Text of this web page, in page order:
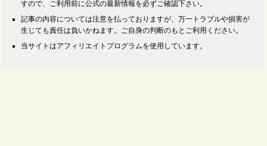
すので、ご利用前に公式の最新情報を必ずご確認下さい。
記事の内容については注意を払っておりますが、万一トラブルや損害が
生じても責任は負いかねます。ご自身の判断のもとご利用ください。
当サイトはアフィリエイトプログラムを使用しています。